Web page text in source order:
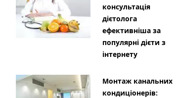
консультація
дієтолога
ефективніша за
популярні дієти з
інтернету
Монтаж канальних
кондиціонерів: